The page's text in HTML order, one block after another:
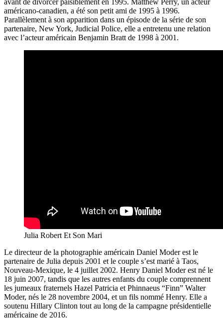
avant de divorcer paisiblement en 1995. Matthew Perry, un acteur
américano-canadien, a été son petit ami de 1995 à 1996.
Parallèlement à son apparition dans un épisode de la série de son
partenaire, New York, Judicial Police, elle a entretenu une relation
avec l’acteur américain Benjamin Bratt de 1998 à 2001.
Julia Robert Et Son Mari
Le directeur de la photographie américain Daniel Moder est le
partenaire de Julia depuis 2001 et le couple s’est marié à Taos,
Nouveau-Mexique, le 4 juillet 2002. Henry Daniel Moder est né le
18 juin 2007, tandis que les autres enfants du couple comprennent
les jumeaux fraternels Hazel Patricia et Phinnaeus “Finn” Walter
Moder, nés le 28 novembre 2004, et un fils nommé Henry. Elle a
soutenu Hillary Clinton tout au long de la campagne présidentielle
américaine de 2016.